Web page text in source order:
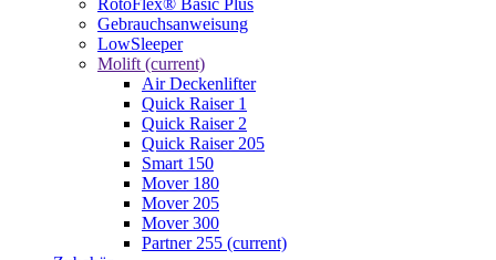
RotoFlex® Basic Plus
Gebrauchsanweisung
LowSleeper
Molift (current)
Air Deckenlifter
Quick Raiser 1
Quick Raiser 2
Quick Raiser 205
Smart 150
Mover 180
Mover 205
Mover 300
Partner 255 (current)